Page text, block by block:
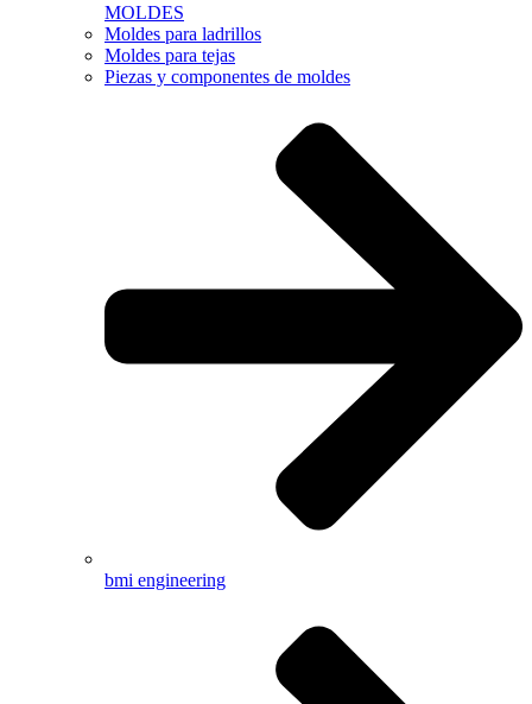
MOLDES
Moldes para ladrillos
Moldes para tejas
Piezas y componentes de moldes
bmi engineering